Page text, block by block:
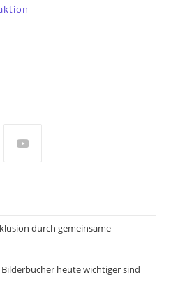
new
durch gemeinsame
heute wichtiger sind